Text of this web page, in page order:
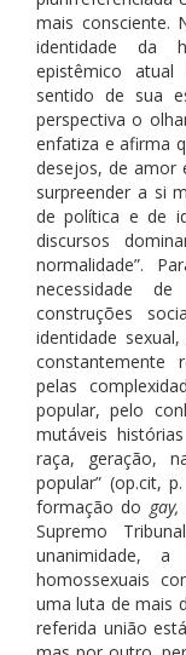
mais consciente.
identidade da
epistêmico
sentido de sua
perspectiva o
enfatiza e afirma
desejos, de amor
surpreender a si
de política e de
discursos
normalidade”.
necessidade
construções
identidade
constantemente
pelas
popular, pelo
mutáveis
raça, geração,
popular” (op.cit,
formação do gay,
Supremo
unanimidade,
homossexuais
uma luta de mais
referida união